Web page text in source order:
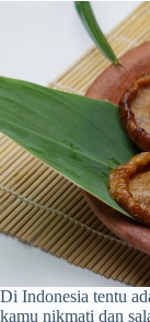
Di Indonesia tentu
kamu nikmati dan